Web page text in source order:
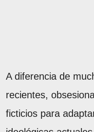
A diferencia de
recientes,
ficticios para